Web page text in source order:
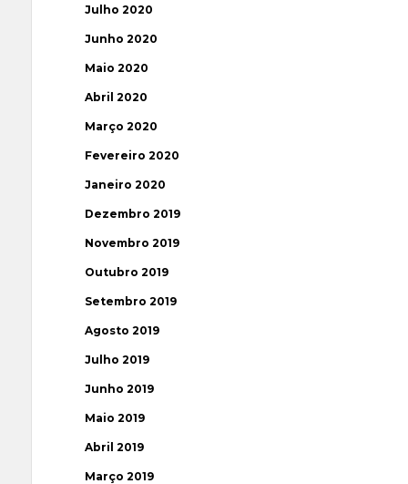
Julho 2020
Junho 2020
Maio 2020
Abril 2020
Março 2020
Fevereiro 2020
Janeiro 2020
Dezembro 2019
Novembro 2019
Outubro 2019
Setembro 2019
Agosto 2019
Julho 2019
Junho 2019
Maio 2019
Abril 2019
Março 2019